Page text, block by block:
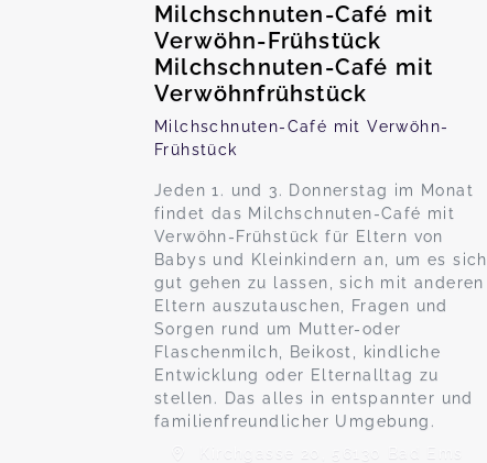
Milchschnuten-Café mit
Verwöhn-Frühstück
Milchschnuten-Café mit
Verwöhnfrühstück
Milchschnuten-Café mit Verwöhn-
Frühstück
Jeden 1. und 3. Donnerstag im Monat
findet das Milchschnuten-Café mit
Verwöhn-Frühstück für Eltern von
Babys und Kleinkindern an, um es sich
gut gehen zu lassen, sich mit anderen
Eltern auszutauschen, Fragen und
Sorgen rund um Mutter-oder
Flaschenmilch, Beikost, kindliche
Entwicklung oder Elternalltag zu
stellen. Das alles in entspannter und
familienfreundlicher Umgebung.
Kirchgasse 20, 56130 Bad Ems